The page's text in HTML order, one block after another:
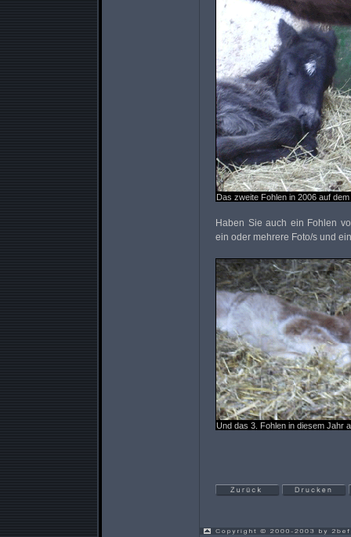
Das zweite Fohlen in 2006 auf
Haben Sie auch ein Fohlen
ein oder mehrere Foto/s und
Und das 3. Fohlen in diesem Jahr